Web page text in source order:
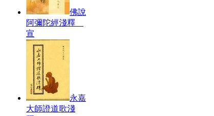
佛說
阿彌陀經淺釋
宣
永嘉
大師證道歌淺